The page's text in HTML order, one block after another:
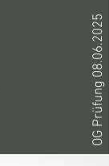
OG Prüfung 08.06.2025